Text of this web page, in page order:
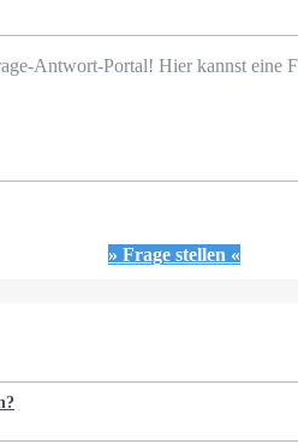
Antwort-Portal! Hier kannst eine
» Frage stellen «